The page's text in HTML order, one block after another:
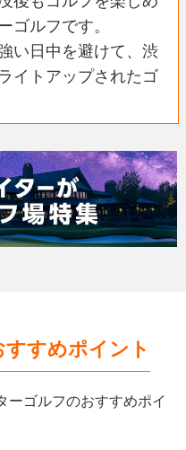
ゴルフです。
い日中を避けて、渋
イトアップされたゴ
すめポイント
ーゴルフのおすすめポイ